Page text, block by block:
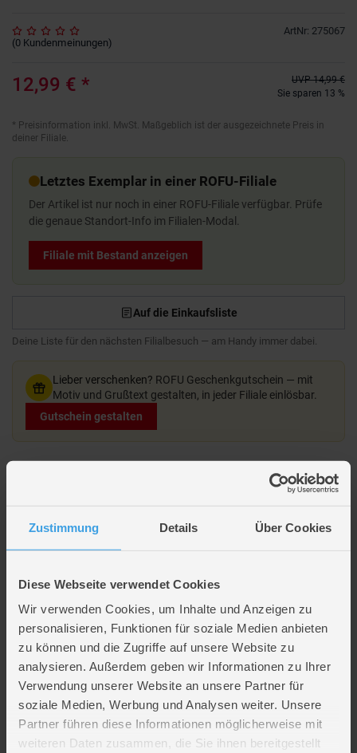
Zustimmung Details Über Cookies
Diese Webseite verwendet Cookies
Wir verwenden Cookies, um Inhalte und Anzeigen zu
personalisieren, Funktionen für soziale Medien anbieten
zu können und die Zugriffe auf unsere Website zu
analysieren. Außerdem geben wir Informationen zu Ihrer
Verwendung unserer Website an unsere Partner für
soziale Medien, Werbung und Analysen weiter. Unsere
Partner führen diese Informationen möglicherweise mit
weiteren Daten zusammen, die Sie ihnen bereitgestellt
ArtNr: 275067
(0 Kundenmeinungen)
12,99 € * UVP 14,99 €
Sie sparen 13 %
* Preisinformation inkl. MwSt. Maßgeblich ist der ausgezeichnete Preis in
deiner Filiale.
Letztes Exemplar in einer ROFU-Filiale
Der Artikel ist nur noch in einer ROFU-Filiale verfügbar. Prüfe
die genaue Standort-Info im Filialen-Modal.
Filiale mit Bestand anzeigen
Auf die Einkaufsliste
Deine Liste für den nächsten Filialbesuch — am Handy immer dabei.
Lieber verschenken? ROFU Geschenkgutschein — mit
Motiv und Grußtext gestalten, in jeder Filiale einlösbar.
Gutschein gestalten
Panorama Puzzle - Schlendern am Strand - 1000 Teile -
High Quality Collection
Jetzt wird gepuzzelt! Entdecke tolleKinderpuzzle
und unterschiedlichen Teile-Anzahlen – perfekt für Anfänger und kleine
Artikelmerkmale
Altersempfehlung
ab 9 Jahre
Anzahl Teile
1000
Verpackungsmaße
Länge ca. 33,3 cm